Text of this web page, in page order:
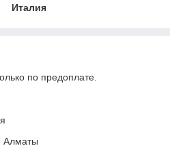
Италия
по предоплате.
Алматы